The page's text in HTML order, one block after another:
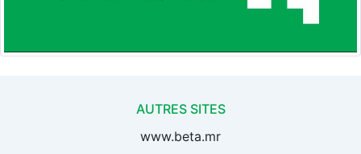
AUTRES SITES
www.beta.mr